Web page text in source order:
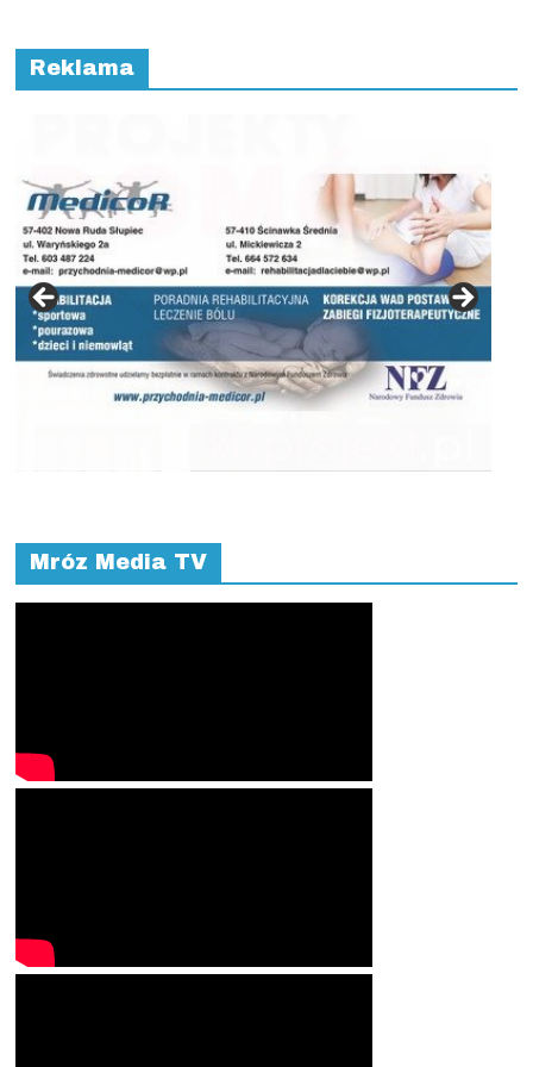
Reklama
Mróz Media TV